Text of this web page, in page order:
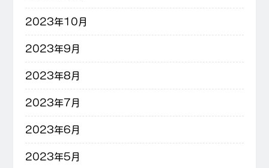
2023年10月
2023年9月
2023年8月
2023年7月
2023年6月
2023年5月